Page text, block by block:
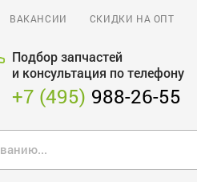
ВАКАНСИИ СКИДКИ НА ОПТ
Подбор запчастей
и консультация по телефону
+7 (495) 988-26-55